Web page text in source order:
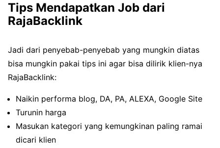
Tips Mendapatkan Job dari
RajaBacklink
Jadi dari penyebab-penyebab yang mungkin diatas
bisa mungkin pakai tips ini agar bisa dilirik klien-nya
RajaBacklink:
Naikin performa blog, DA, PA, ALEXA, Google Site
Turunin harga
Masukan kategori yang kemungkinan paling ramai
dicari klien